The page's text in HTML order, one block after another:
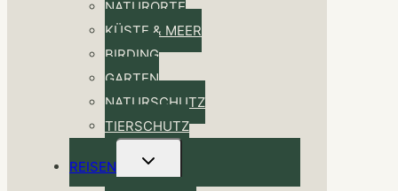
NATURORTE
KÜSTE & MEER
BIRDING
GARTEN
NATURSCHUTZ
TIERSCHUTZ
REISEN
Untermenü